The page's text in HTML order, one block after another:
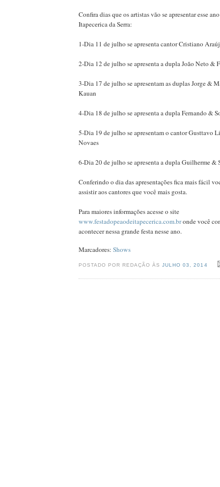
Confira dias que os artistas vão se apresentar esse
Itapecerica da Serra:
1-Dia 11 de julho se apresenta cantor Cristiano
2-Dia 12 de julho se apresenta a dupla João Neto &
3-Dia 17 de julho se apresentam as duplas Jorge &
Kauan
4-Dia 18 de julho se apresenta a dupla Fernando &
5-Dia 19 de julho se apresentam o cantor Gusttavo
Novaes
6-Dia 20 de julho se apresenta a dupla Guilherme &
Conferindo o dia das apresentações fica mais fácil
assistir aos cantores que você mais gosta.
Para maiores informações acesse o site
www.festadopeaodeitapecerica.com.bronde você
acontecer nessa grande festa nesse ano.
Marcadores: Shows
POSTADO POR REDAÇÃO ÀSJULHO 03, 2014